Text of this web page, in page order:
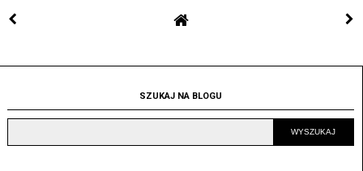
SZUKAJ NA BLOGU